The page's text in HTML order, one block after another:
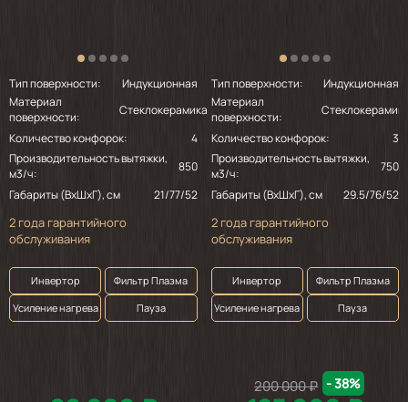
Тип поверхности:
Индукционная
Материал
поверхности:
Стеклокерамика
Количество конфорок:
4
Производительность вытяжки,
м3/ч:
850
Габариты (ВхШхГ), см
21/77/52
2 года гарантийного
обслуживания
Инвертор
Фильтр Плазма
Усиление нагрева
Пауза
Тип поверхности:
Индукционная
Материал
поверхности:
Количество конфорок:
3
Производительность вытяжки,
м3/ч:
750
Габариты (ВхШхГ), см
29.5/76/52
2 года гарантийного
обслуживания
Инвертор
Фильтр Плазма
Усиление нагрева
Пауза
200 000 ₽ - 38%